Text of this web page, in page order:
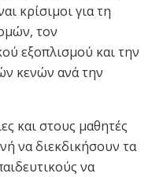
κρίσιμοι για τη
τον
εξοπλισμού και την
κενών ανά την
και στους μαθητές
να διεκδικήσουν τα
να